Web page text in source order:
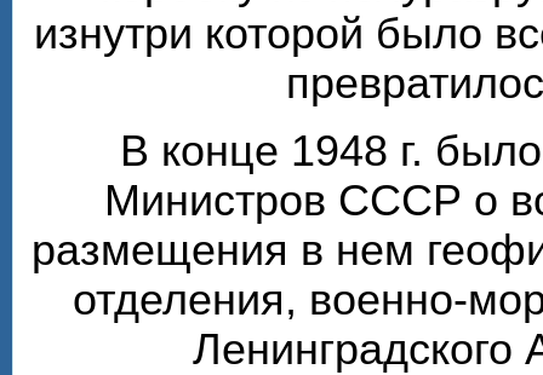
изнутри которой было
В конце 1948 г.
Министров СССР о
размещения в нем
отделения, военно-
Ленинградского